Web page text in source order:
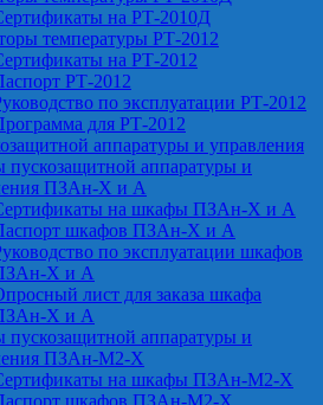
на РТ-2010Д
температуры РТ-2012
на РТ-2012
РТ-2012
по эксплуатации РТ-2012
для РТ-2012
аппаратуры и управления
аппаратуры и
ПЗАн-Х и А
на шкафы ПЗАн-Х и А
шкафов ПЗАн-Х и А
по эксплуатации шкафов
Х и А
лист для заказа шкафа
Х и А
аппаратуры и
ПЗАн-М2-Х
на шкафы ПЗАн-М2-Х
шкафов ПЗАн-М2-Х